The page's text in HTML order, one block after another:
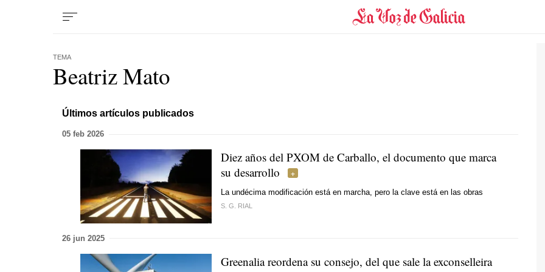
TEMA
Beatriz Mato
Últimos artículos publicados
05 feb 2026
Diez años del PXOM de Carballo, el documento que marca
su desarrollo
La undécima modificación está en marcha, pero la clave está en las obras
S. G. RIAL
26 jun 2025
Greenalia reordena su consejo, del que sale la exconselleira